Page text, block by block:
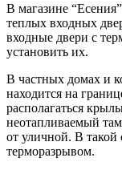
В магазине
теплых входных
входные двери с
установить их.
В частных домах и
находится на
располагаться
неотапливаемый
от уличной. В такой
терморазрывом.